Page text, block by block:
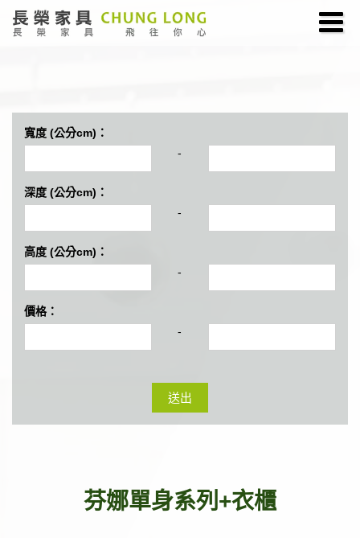
寬度 (公分cm)：
-
深度 (公分cm)：
-
高度 (公分cm)：
-
價格：
-
送出
芬娜單身系列+衣櫃